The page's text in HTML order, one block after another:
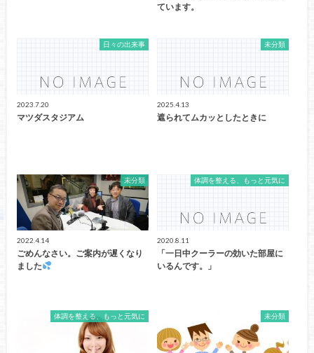
ています。
日々の出来事
2023.7.20
マツダスタジアム
未分類
2025.4.13
遮られてムカッとしたときに
未分類
2022.4.14
ごめんなさい。ご案内が遅くなり
ました
体調を整える、もっと元気に
2020.8.11
「一日中クーラーの効いた部屋に
いるんです。」
体調を整える、もっと元気に 未分類